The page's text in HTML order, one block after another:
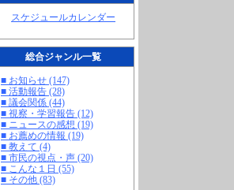
スケジュールカレンダー
総合ジャンル一覧
■ お知らせ (147)
■ 活動報告 (28)
■ 議会関係 (44)
■ 視察・学習報告 (12)
■ ニュースの感想 (19)
■ お薦めの情報 (19)
■ 教えて (4)
■ 市民の視点・声 (20)
■ こんな１日 (55)
■ その他 (83)